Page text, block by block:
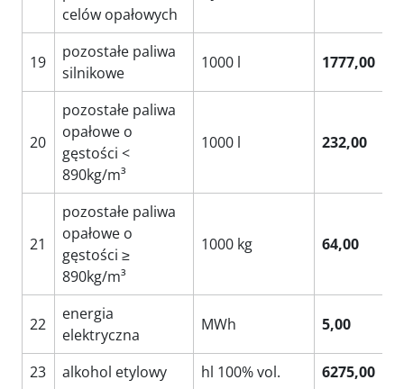
celów opałowych
19
pozostałe paliwa
silnikowe
1000 l 1777,00
20
pozostałe paliwa
opałowe o
gęstości <
890kg/m³
1000 l 232,00
21
pozostałe paliwa
opałowe o
gęstości ≥
890kg/m³
1000 kg 64,00
22
energia
elektryczna
MWh 5,00
23 alkohol etylowy hl 100% vol.
6275,00